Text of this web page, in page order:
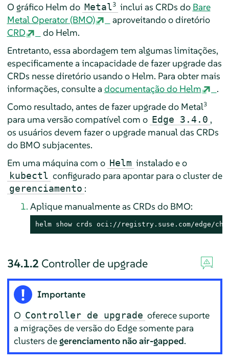
O gráfico Helm do Metal3 inclui as CRDs do Bare
Metal Operator (BMO)
aproveitando o diretório
CRD
do Helm.
Entretanto, essa abordagem tem algumas limitações,
especificamente a incapacidade de fazer upgrade das
CRDs nesse diretório usando o Helm. Para obter mais
informações, consulte a documentação do Helm
.
Como resultado, antes de fazer upgrade do Metal3
para uma versão compatível com o Edge 3.4.0 ,
os usuários devem fazer o upgrade manual das CRDs
do BMO subjacentes.
Em uma máquina com o Helm instalado e o
kubectl configurado para apontar para o cluster de
gerenciamento :
Aplique manualmente as CRDs do BMO:
helm show crds oci://registry.suse.com/edge/
34.1.2 Controller de upgrade
Importante
O Controller de upgrade oferece suporte
a migrações de versão do Edge somente para
clusters degerenciamento não air-gapped.